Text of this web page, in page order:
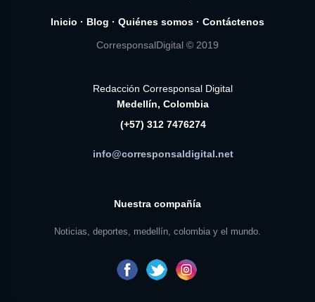
Inicio · Blog · Quiénes somos · Contáctenos
CorresponsalDigital © 2019
Redacción Corresponsal Digital
Medellín, Colombia
(+57) 312 7476274
info@corresponsaldigital.net
Nuestra compañía
Noticias, deportes, medellín, colombia y el mundo.